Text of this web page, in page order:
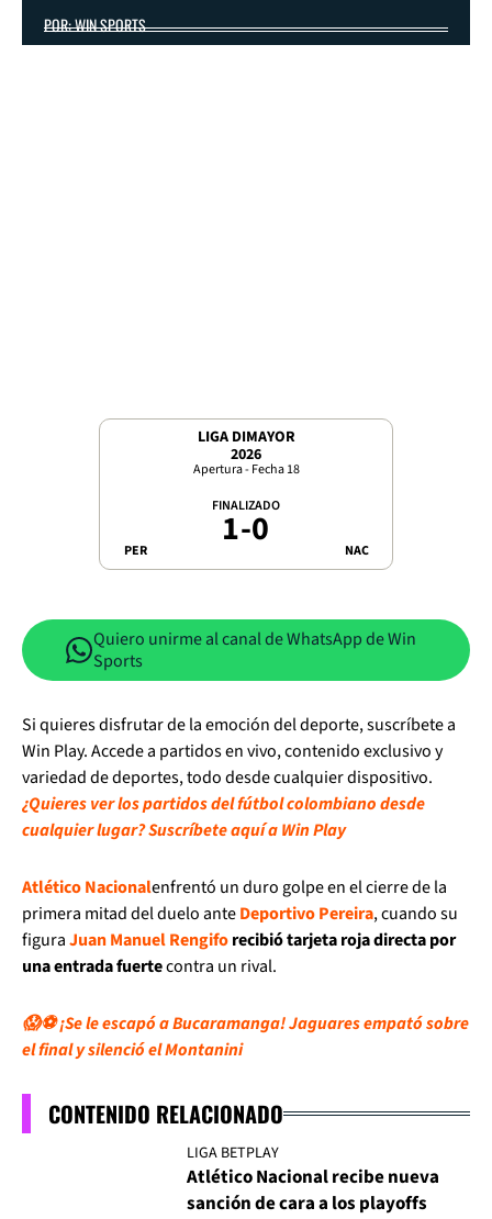
POR: WIN SPORTS
LIGA DIMAYOR
2026
Apertura - Fecha 18
PER
FINALIZADO
1-0 NAC
Quiero unirme al canal de WhatsApp de Win
Sports
Si quieres disfrutar de la emoción del deporte, suscríbete a
Win Play. Accede a partidos en vivo, contenido exclusivo y
variedad de deportes, todo desde cualquier dispositivo.
¿Quieres ver los partidos del fútbol colombiano desde
cualquier lugar? Suscríbete aquí a Win Play
Atlético Nacionalenfrentó un duro golpe en el cierre de la
primera mitad del duelo anteDeportivo Pereira, cuando su
figuraJuan Manuel Rengiforecibió tarjeta roja directa por
una entrada fuertecontra un rival.
😱⚽ ¡Se le escapó a Bucaramanga! Jaguares empató sobre
el final y silenció el Montanini
CONTENIDO RELACIONADO
LIGA BETPLAY
Atlético Nacional recibe nueva
sanción de cara a los playoffs